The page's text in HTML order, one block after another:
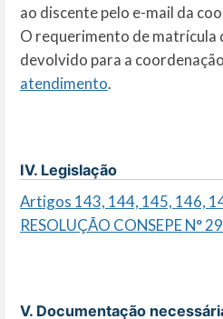
ao discente pelo e-mail da
O requerimento de matrícula
devolvido para a
atendimento.
IV. Legislação
Artigos 143, 144, 145, 146,
RESOLUÇÃO CONSEPE N°
V. Documentação